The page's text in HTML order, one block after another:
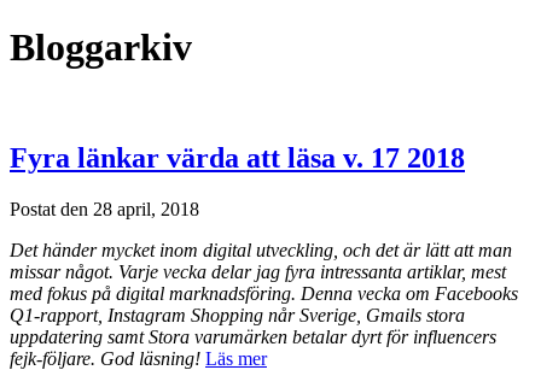
Bloggarkiv
Fyra länkar värda att läsa v. 17 2018
Postat den 28 april, 2018
Det händer mycket inom digital utveckling, och det är lätt att man
missar något. Varje vecka delar jag fyra intressanta artiklar, mest
med fokus på digital marknadsföring. Denna vecka om Facebooks
Q1-rapport, Instagram Shopping når Sverige, Gmails stora
uppdatering samt Stora varumärken betalar dyrt för influencers
fejk-följare. God läsning! Läs mer